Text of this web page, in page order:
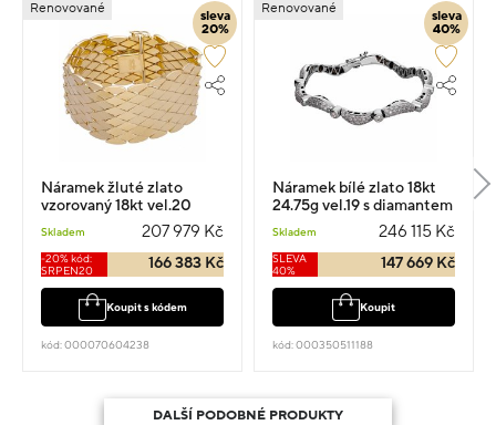
sleva
20%
Renovované
Náramek žluté zlato
vzorovaný 18kt vel.20
Skladem 207 979 Kč
-20% kód:
SRPEN20
166 383 Kč
Koupit s kódem
kód: 000070604238
sleva
40%
Renovované
Náramek bílé zlato 18kt
24.75g vel.19 s diamantem
Skladem 246 115 Kč
SLEVA
40%
147 669 Kč
Koupit
kód: 000350511188
DALŠÍ PODOBNÉ PRODUKTY